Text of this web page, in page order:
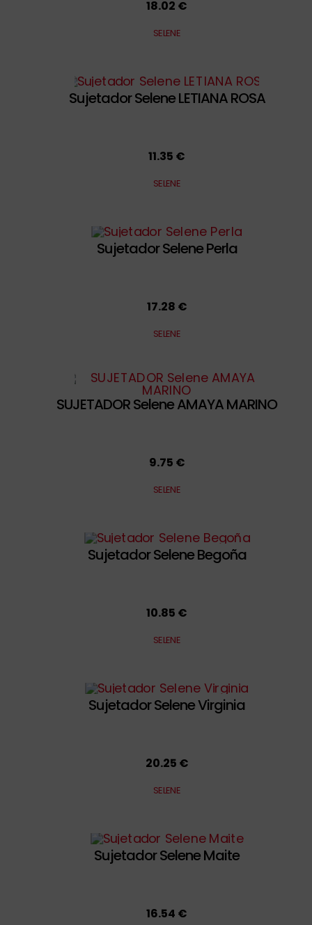
18.02 €
SELENE
Sujetador Selene LETIANA ROSA
11.35 €
SELENE
Sujetador Selene Perla
17.28 €
SELENE
SUJETADOR Selene AMAYA MARINO
9.75 €
SELENE
Sujetador Selene Begoña
10.85 €
SELENE
Sujetador Selene Virginia
20.25 €
SELENE
Sujetador Selene Maite
16.54 €